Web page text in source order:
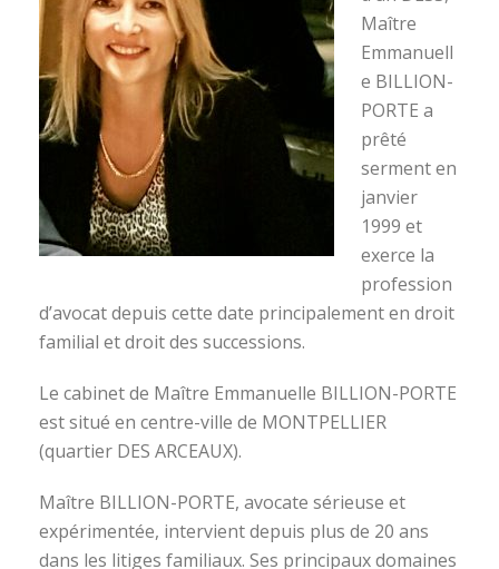
Maître
Emmanuell
e BILLION-
PORTE a
prêté
serment en
janvier
1999 et
exerce la
profession
d’avocat depuis cette date principalement en droit
familial et droit des successions.
Le cabinet de Maître Emmanuelle BILLION-PORTE
est situé en centre-ville de MONTPELLIER
(quartier DES ARCEAUX).
Maître BILLION-PORTE, avocate sérieuse et
expérimentée, intervient depuis plus de 20 ans
dans les litiges familiaux. Ses principaux domaines